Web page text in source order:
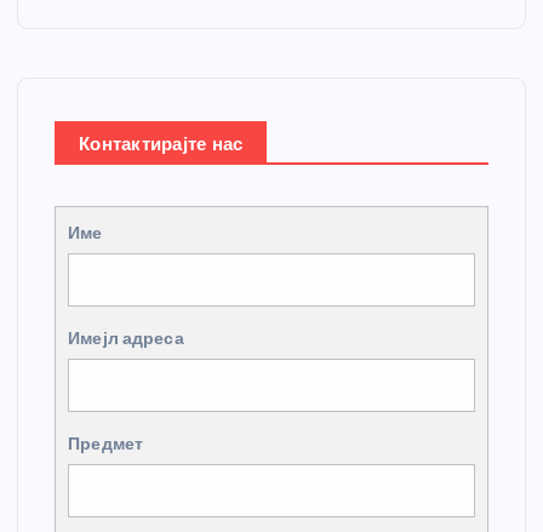
Контактирајте нас
Име
Имејл адреса
Предмет